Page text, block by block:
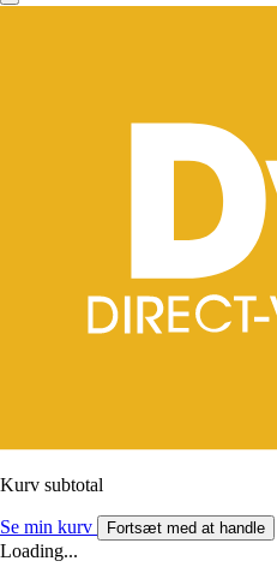
Kurv subtotal
Se min kurv Fortsæt med at handle
Loading...